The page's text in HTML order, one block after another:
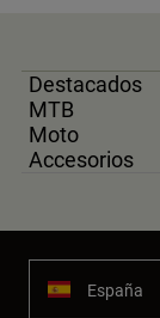
Destacados
MTB
Moto
Accesorios
España